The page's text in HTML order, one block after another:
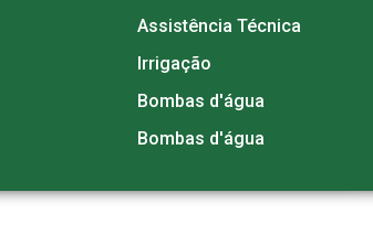
Assistência Técnica
Irrigação
Bombas d'água
Bombas d'água